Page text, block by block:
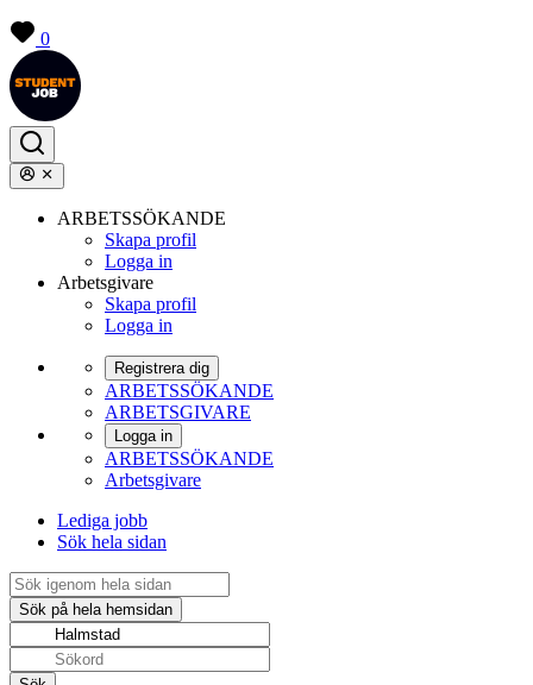
0
ARBETSSÖKANDE
Skapa profil
Logga in
Arbetsgivare
Skapa profil
Logga in
Registrera dig
ARBETSSÖKANDE
ARBETSGIVARE
Logga in
ARBETSSÖKANDE
Arbetsgivare
Lediga jobb
Sök hela sidan